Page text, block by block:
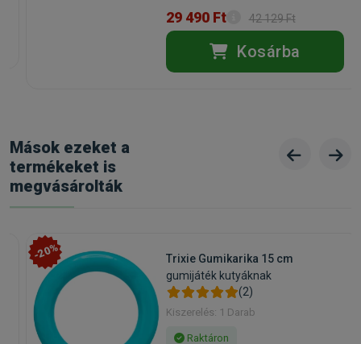
29 490 Ft 42 129 Ft
Kosárba
Mások ezeket a
termékeket is
megvásárolták
-20%
Trixie Gumikarika 15 cm
gumijáték kutyáknak
(2)
Kiszerelés: 1 Darab
Raktáron